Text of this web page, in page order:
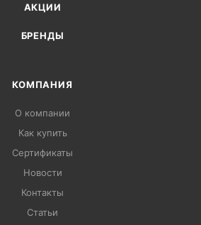
АКЦИИ
БРЕНДЫ
КОМПАНИЯ
О компании
Как купить
Сертификаты
Новости
Контакты
Статьи